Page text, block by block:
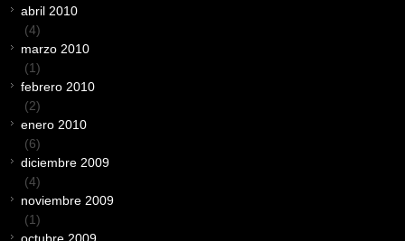
abril 2010
(4)
marzo 2010
(1)
febrero 2010
(2)
enero 2010
(6)
diciembre 2009
(4)
noviembre 2009
(1)
octubre 2009